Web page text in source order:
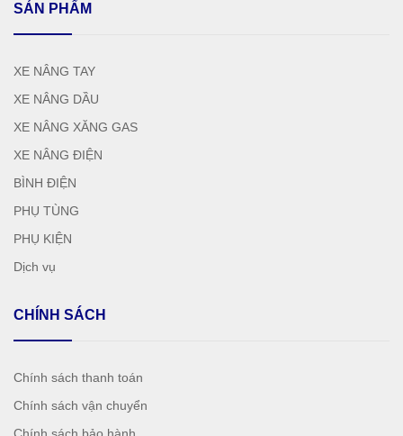
SẢN PHẨM
XE NÂNG TAY
XE NÂNG DẦU
XE NÂNG XĂNG GAS
XE NÂNG ĐIỆN
BÌNH ĐIỆN
PHỤ TÙNG
PHỤ KIỆN
Dịch vụ
CHÍNH SÁCH
Chính sách thanh toán
Chính sách vận chuyển